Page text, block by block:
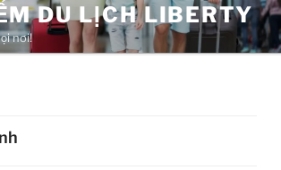
DU LỊCH LIBERTY
nơi!